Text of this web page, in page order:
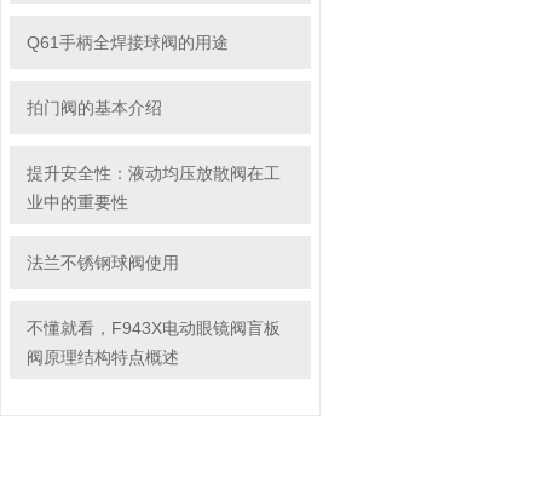
Q61手柄全焊接球阀的用途
拍门阀的基本介绍
提升安全性：液动均压放散阀在工
业中的重要性
法兰不锈钢球阀使用
不懂就看，F943X电动眼镜阀盲板
阀原理结构特点概述